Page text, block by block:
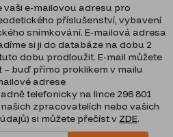
vaši e-mailovou adresu pro
příslušenství, vybavení
snímkování. E-mailová adresa
si ji do databáze na dobu 2
dobu prodloužit. E-mail můžete
buď přímo proklikem v mailu
adrese
telefonicky na lince 296 801
zpracovatelích nebo vašich
si můžete přečíst v ZDE.